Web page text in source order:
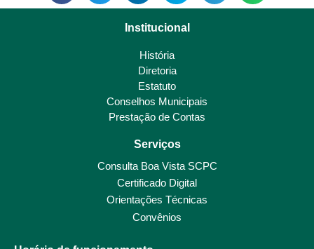
Institucional
História
Diretoria
Estatuto
Conselhos Municipais
Prestação de Contas
Serviços
Consulta Boa Vista SCPC
Certificado Digital
Orientações Técnicas
Convênios